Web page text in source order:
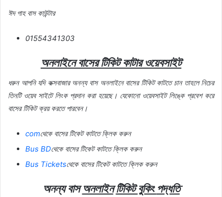
ঈদ গাহ বাস কাউন্টার
01554341303
অনলাইনেবাসেরটিকিটকাটারওয়েবসাইট
ধরুন আপনি যদি কক্সবাজার অনন্য বাস অনলাইনে বাসের টিকিট কাটতে চান তাহলে নিচের
তিনটি ওয়েব সাইটে লিংক প্রদান করা হয়েছে। যেকোনো ওয়েবসাইট লিঙ্কে প্রবেশ করে
বাসের টিকিট ক্রয় করতে পারবেন।
comথেকেবাসেরটিকেটকাটতেক্লিককরুন
Bus BDথেকেবাসেরটিকেটকাটতেক্লিককরুন
Bus Ticketsথেকেবাসেরটিকেটকাটতেক্লিককরুন
অনন্য বাসঅনলাইনটিকিটবুকিংপদ্ধতি